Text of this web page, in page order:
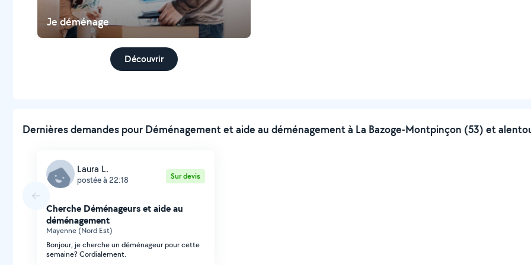
Je déménage
Découvrir
Dernières demandes pour Déménagement et aide au déménagement à La Bazoge-Montpinçon (53) et
Laura L.
postée à 22:18 Sur devis
Cherche Déménageurs et aide au
déménagement
Mayenne (Nord Est)
Bonjour, je cherche un déménageur pour cette
semaine? Cordialement.